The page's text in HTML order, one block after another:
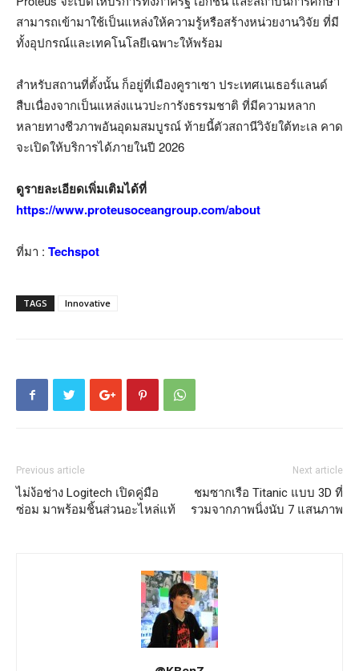
สามารถเข้ามาใช้เป็นแหล่งให้ความรู้หรือสร้างหน่วยงานวิจัย ที่มี
ทั้งอุปกรณ์และเทคโนโลยีเฉพาะให้พร้อม
สำหรับสถานที่ตั้งนั้น ก็อยู่ที่เมืองคูราเซา ประเทศเนเธอร์แลนด์
สืบเนื่องจากเป็นแหล่งแนวปะการังธรรมชาติ ที่มีความหลาก
หลายทางชีวภาพอันอุดมสมบูรณ์ ท้ายนี้ตัวสถานีวิจัยใต้ทะเล คาด
จะเปิดให้บริการได้ภายในปี 2026
ดูรายละเอียดเพิ่มเติมได้ที่
https://www.proteusoceangroup.com/about
ที่มา : Techspot
TAGS Innovative
Previous article
ไม่ง้อช่าง Logitech เปิดคู่มือ
ซ่อม มาพร้อมชิ้นส่วนอะไหล่แท้
Next article
ชมซากเรือ Titanic แบบ 3D ที่
รวมจากภาพนิ่งนับ 7 แสนภาพ